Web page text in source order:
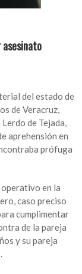
asesinato
del estado de
de Veracruz,
de Tejada,
aprehensión en
prófuga
en la
caso preciso
cumplimentar
de la pareja
y su pareja